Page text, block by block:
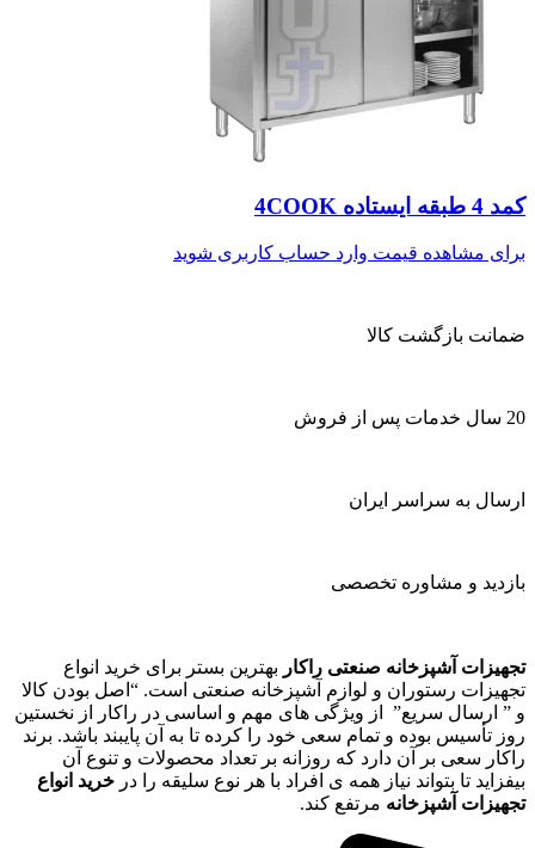
کمد 4 طبقه ایستاده 4COOK
برای مشاهده قیمت وارد حساب کاربری شوید
ضمانت بازگشت کالا
20 سال خدمات پس از فروش
ارسال به سراسر ایران
بازدید و مشاوره تخصصی
تجهیزات آشپزخانه صنعتی راکار بهترین بستر برای خرید انواع
تجهیزات رستوران و لوازم آشپزخانه صنعتی است. “اصل بودن کالا
و ” ارسال سریع” از ویژگی های مهم و اساسی در راکار از نخستین
روز تأسیس بوده و تمام سعی خود را کرده تا به آن پایبند باشد. برند
راکار سعی بر آن دارد که روزانه بر تعداد محصولات و تنوع آن
بیفزاید تا بتواند نیاز همه ی افراد با هر نوع سلیقه را در خرید انواع
تجهیزات آشپزخانه مرتفع کند.